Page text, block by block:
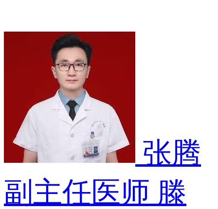
张腾
副主任医师 滕